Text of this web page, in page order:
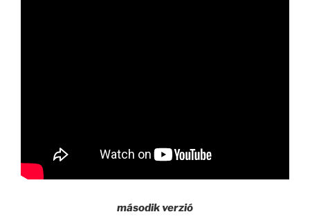
második verzió